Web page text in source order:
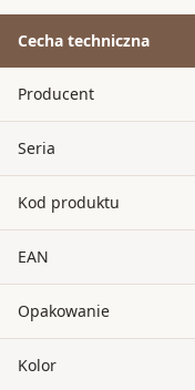
Cecha techniczna
Producent
Seria
Kod produktu
EAN
Opakowanie
Kolor